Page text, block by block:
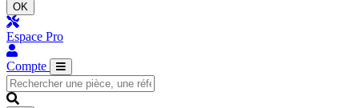
OK
Espace Pro
Compte